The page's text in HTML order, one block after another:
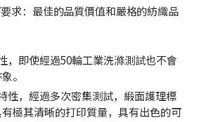
求：最佳的品質價值和嚴格的紡織品
，即使經過50輪工業洗滌測試也不會
。
性，經過多次密集測試，緞面護理標
極其清晰的打印質量，具有出色的可